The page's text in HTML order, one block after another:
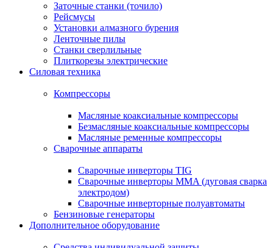
Заточные станки (точило)
Рейсмусы
Установки алмазного бурения
Ленточные пилы
Станки сверлильные
Плиткорезы электрические
Силовая техника
Компрессоры
Масляные коаксиальные компрессоры
Безмасляные коаксиальные компрессоры
Масляные ременные компрессоры
Сварочные аппараты
Сварочные инверторы TIG
Сварочные инверторы MMA (дуговая сварка
электродом)
Сварочные инверторные полуавтоматы
Бензиновые генераторы
Дополнительное оборудование